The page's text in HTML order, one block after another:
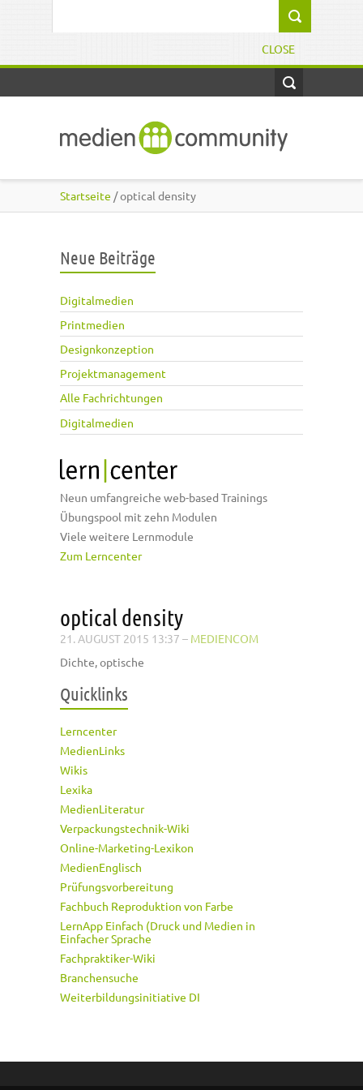
CLOSE
Startseite / optical density
Neue Beiträge
Digitalmedien
Printmedien
Designkonzeption
Projektmanagement
Alle Fachrichtungen
Digitalmedien
Neun umfangreiche web-based Trainings
Übungspool mit zehn Modulen
Viele weitere Lernmodule
Zum Lerncenter
optical density
21. AUGUST 2015 13:37 – MEDIENCOM
Dichte, optische
Quicklinks
Lerncenter
MedienLinks
Wikis
Lexika
MedienLiteratur
Verpackungstechnik-Wiki
Online-Marketing-Lexikon
MedienEnglisch
Prüfungsvorbereitung
Fachbuch Reproduktion von Farbe
LernApp Einfach (Druck und Medien in
Einfacher Sprache
Fachpraktiker-Wiki
Branchensuche
Weiterbildungsinitiative DI